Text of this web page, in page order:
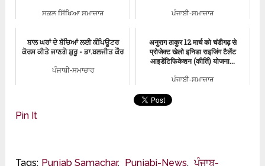
ਸਕੂਲ ਸਿੱਖਿਆ ਸਮਾਚਾਰ ਪੰਜਾਬੀ-ਸਮਾਚਾਰ
ਬਾਲ ਘਰਾਂ ਦੇ ਬੱਚਿਆਂ ਲਈ ਕੰਪਿਊਟਰ
ਕੋਰਸ ਕੀਤੇ ਜਾਣਗੇ ਸ਼ੁਰੂ - ਡਾ.ਬਲਜੀਤ ਕੌਰ
ਪੰਜਾਬੀ-ਸਮਾਚਾਰ
अनुराग ठाकुर 12 मार्च को चंडीगढ़ से
प्रोजेक्ट खेलो इनिडा राइजिंग टैलेंट
आइडेंटिफिकेशन (कीर्ति) योजना...
ਪੰਜਾਬੀ-ਸਮਾਚਾਰ
Pin It
Tags: Punjab Samachar, Punjabi-News, ਪੰਜਾਬ-